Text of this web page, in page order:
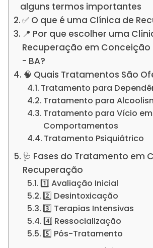
alguns termos importantes
✅ O que é uma Clínica de
📍 Por que escolher uma
Recuperação em
- BA?
🧠 Quais Tratamentos São
Tratamento para
Tratamento para
Tratamento para Vício
Comportamentos
Tratamento Psiquiátrico
🩺 Fases do Tratamento em
Recuperação
1️⃣ Avaliação Inicial
2️⃣ Desintoxicação
3️⃣ Terapias Intensivas
4️⃣ Ressocialização
5️⃣ Pós-Tratamento